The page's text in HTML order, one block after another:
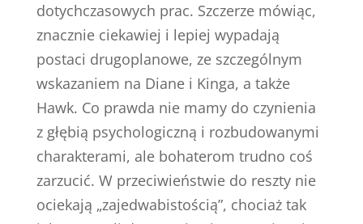
dotychczasowych prac. Szczerze mówiąc,
znacznie ciekawiej i lepiej wypadają
postaci drugoplanowe, ze szczególnym
wskazaniem na Diane i Kinga, a także
Hawk. Co prawda nie mamy do czynienia
z głębią psychologiczną i rozbudowanymi
charakterami, ale bohaterom trudno coś
zarzucić. W przeciwieństwie do reszty nie
ociekają „zajedwabistością”, chociaż tak